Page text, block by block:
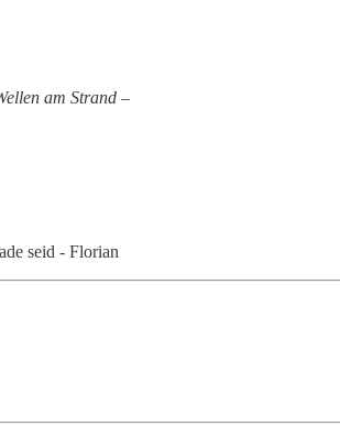
am Strand –
seid - Florian